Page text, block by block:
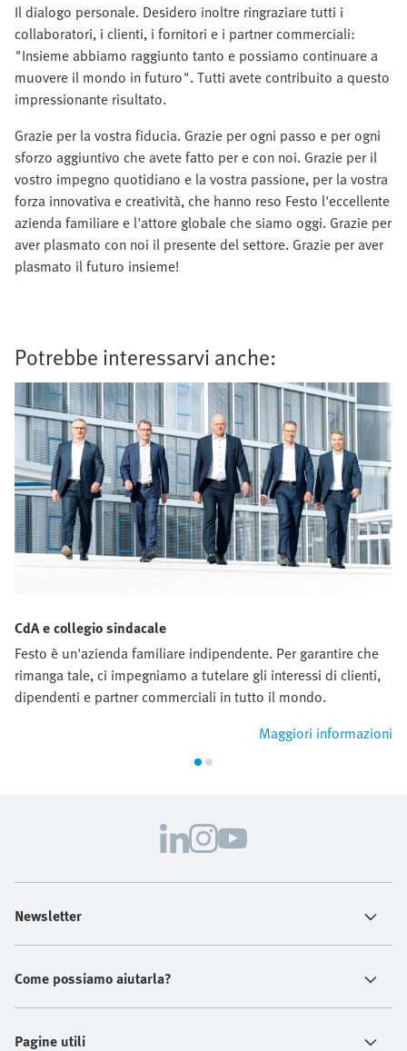
Il dialogo personale. Desidero inoltre ringraziare tutti i
collaboratori, i clienti, i fornitori e i partner commerciali:
"Insieme abbiamo raggiunto tanto e possiamo continuare a
muovere il mondo in futuro". Tutti avete contribuito a questo
impressionante risultato.
Grazie per la vostra fiducia. Grazie per ogni passo e per ogni
sforzo aggiuntivo che avete fatto per e con noi. Grazie per il
vostro impegno quotidiano e la vostra passione, per la vostra
forza innovativa e creatività, che hanno reso Festo l'eccellente
azienda familiare e l'attore globale che siamo oggi. Grazie per
aver plasmato con noi il presente del settore. Grazie per aver
plasmato il futuro insieme!
Potrebbe interessarvi anche:
CdA e collegio sindacale
Festo è un'azienda familiare indipendente. Per garantire che
rimanga tale, ci impegniamo a tutelare gli interessi di clienti,
dipendenti e partner commerciali in tutto il mondo.
Maggiori informazioni
Newsletter
Come possiamo aiutarla?
Pagine utili